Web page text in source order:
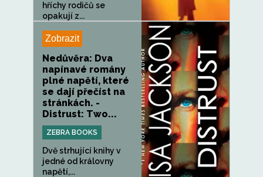
hříchy rodičů se
opakují z...
Zobrazit
Nedůvěra: Dva
napínavé romány
plné napětí, které
se dají přečíst na
stránkách. -
Distrust: Two...
ZEBRA BOOKS
Dvě strhující knihy v
jedné od královny
napětí,...